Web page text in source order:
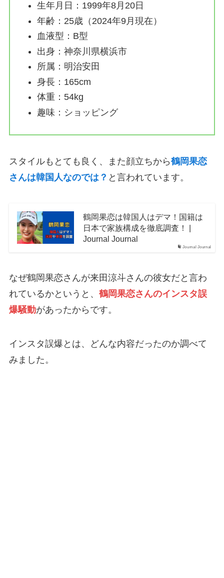
生年月日：1999年8月20日
年齢：25歳（2024年9月現在）
血液型：B型
出身：神奈川県横浜市
所属：明治安田
身長：165cm
体重：54kg
趣味：ショッピング
スタイルもとても良く、また顔立ちから鶴岡果恋
さんは韓国人なのでは？ と言われています。
Journal Journal
鶴岡果恋は韓国人はデマ！国籍は
日本で家族構成を徹底調査！ |
Journal Journal
なぜ鶴岡果恋さんが来田涼斗さんの彼女だと言わ
れているかというと、 鶴岡果恋さんのインスタ誤
爆騒動があったからです。
インスタ誤爆とは、どんな内容だったのか調べて
みました。